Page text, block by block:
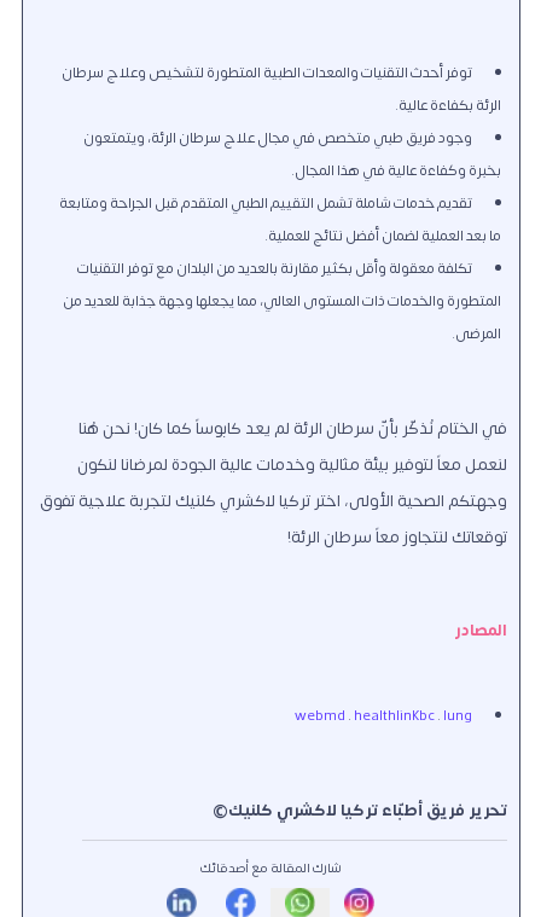
توفر أحدث التقنيات والمعدات الطبية المتطورة لتشخيص وعلاج سرطان
الرئة بكفاءة عالية.
وجود فريق طبي متخصص في مجال علاج سرطان الرئة، ويتمتعون
بخبرة وكفاءة عالية في هذا المجال.
تقديم خدمات شاملة تشمل التقييم الطبي المتقدم قبل الجراحة ومتابعة
ما بعد العملية لضمان أفضل نتائج للعملية.
تكلفة معقولة وأقل بكثير مقارنة بالعديد من البلدان مع توفر التقنيات
المتطورة والخدمات ذات المستوى العالي، مما يجعلها وجهة جذابة للعديد من
المرضى.
في الختام نُذكّر بأنّ سرطان الرئة لم يعد كابوساً كما كان! نحن هُنا
لنعمل معاً لتوفير بيئة مثالية وخدمات عالية الجودة لمرضانا لنكون
وجهتكم الصحية الأولى، اختر تركيا لاكشري كلنيك لتجربة علاجية تفوق
توقعاتك لنتجاوز معاً سرطان الرئة!
المصادر
webmd.healthlinkbc.lung
تحرير فريق أطبّاء تركيا لاكشري كلنيك©
شارك المقالة مع أصدقائك